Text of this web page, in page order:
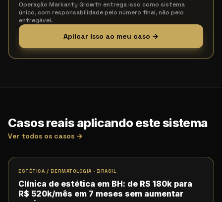
Operação Markanty Growth entrega isso como sistema
único, com responsabilidade pelo número final, não pelo
entregável.
Aplicar isso ao meu caso →
Casos reais aplicando este sistema
Ver todos os casos →
ESTÉTICA / DERMATOLOGIA · BRASIL
Clínica de estética em BH: de R$ 180k para
R$ 520k/mês em 7 meses sem aumentar